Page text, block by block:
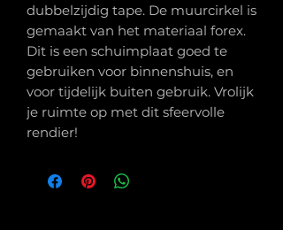
dubbelzijdig tape. De muurcirkel is
gemaakt van het materiaal forex.
Dit is een schuimplaat goed te
gebruiken voor binnenshuis, en
voor tijdelijk buiten gebruik. Vrolijk
je ruimte op met dit sfeervolle
rendier!